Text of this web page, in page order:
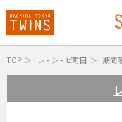
TOP レ・シ・ピ町田 期間